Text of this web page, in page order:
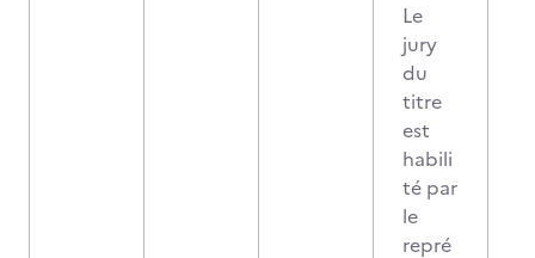
Le
jury
du
titre
est
habili
té par
le
repré